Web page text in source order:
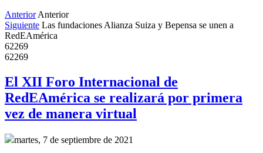
Anterior Anterior
Siguiente Las fundaciones Alianza Suiza y Bepensa se unen a
RedEAmérica
62269
62269
El XII Foro Internacional de
RedEAmérica se realizará por primera
vez de manera virtual
martes, 7 de septiembre de 2021